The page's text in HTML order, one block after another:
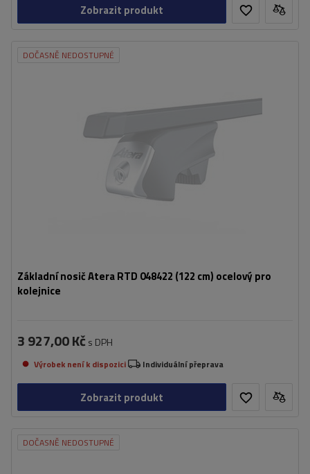
Zobrazit produkt
DOČASNĚ NEDOSTUPNÉ
Základní nosič Atera RTD 048422 (122 cm) ocelový pro
kolejnice
3 927,00 Kč s DPH
Výrobek není k dispozici Individuální přeprava
Zobrazit produkt
DOČASNĚ NEDOSTUPNÉ